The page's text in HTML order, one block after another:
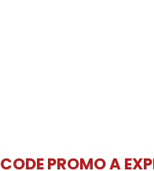
CODE PROMO A